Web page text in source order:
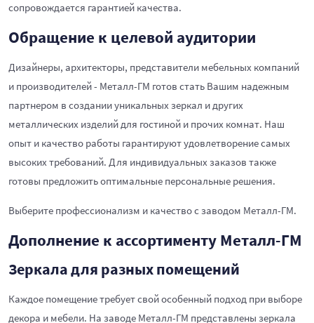
сопровождается гарантией качества.
Обращение к целевой аудитории
Дизайнеры, архитекторы, представители мебельных компаний
и производителей - Металл-ГМ готов стать Вашим надежным
партнером в создании уникальных зеркал и других
металлических изделий для гостиной и прочих комнат. Наш
опыт и качество работы гарантируют удовлетворение самых
высоких требований. Для индивидуальных заказов также
готовы предложить оптимальные персональные решения.
Выберите профессионализм и качество с заводом Металл-ГМ.
Дополнение к ассортименту Металл-ГМ
Зеркала для разных помещений
Каждое помещение требует свой особенный подход при выборе
декора и мебели. На заводе Металл-ГМ представлены зеркала